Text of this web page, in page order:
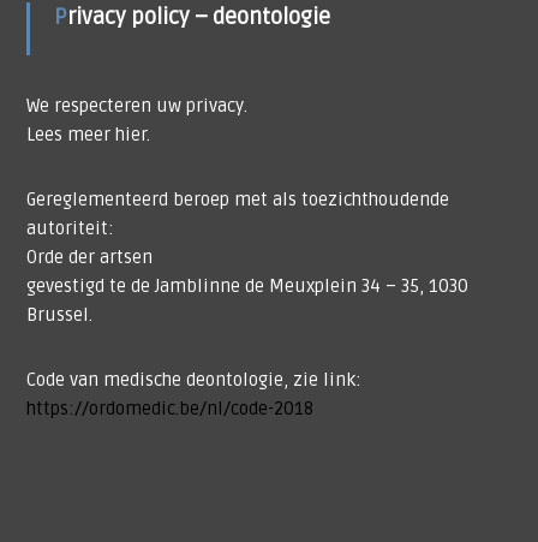
Privacy policy – deontologie
We respecteren uw privacy.
Lees meer hier.
Gereglementeerd beroep met als toezichthoudende
autoriteit:
Orde der artsen
gevestigd te de Jamblinne de Meuxplein 34 – 35, 1030
Brussel.
Code van medische deontologie, zie link:
https://ordomedic.be/nl/code-2018